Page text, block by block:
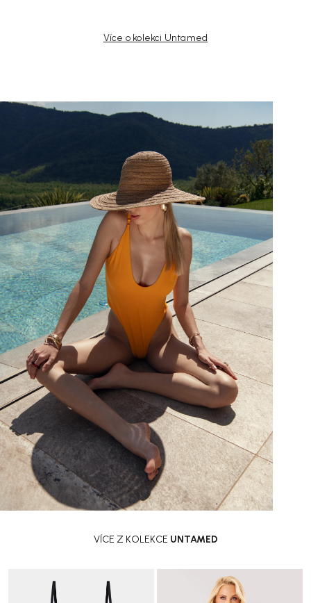
Více o kolekci Untamed
VÍCE Z KOLEKCE UNTAMED